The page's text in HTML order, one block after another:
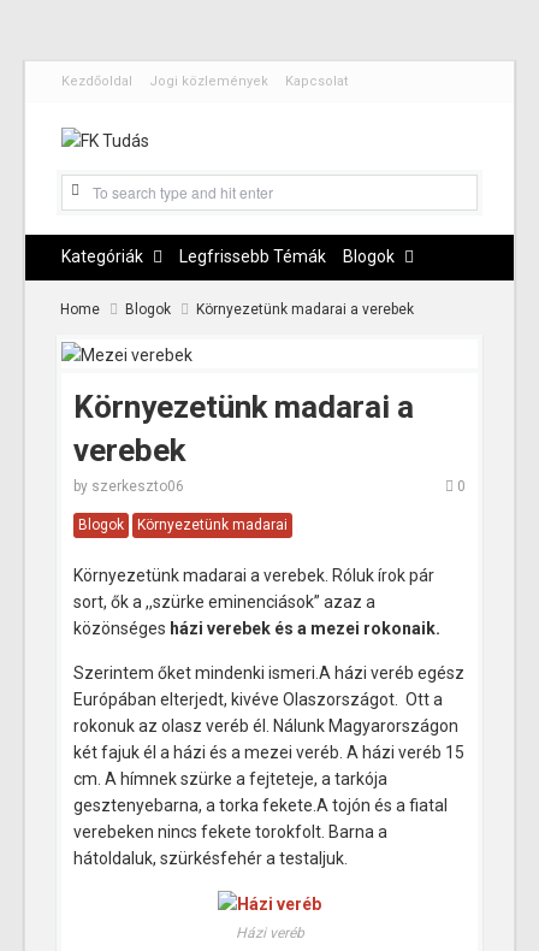
Kezdőoldal Jogi közlemények Kapcsolat
Kategóriák Legfrissebb Témák Blogok
Home Blogok Környezetünk madarai a verebek
Környezetünk madarai a
verebek
by szerkeszto06 0
Blogok Környezetünk madarai
Környezetünk madarai a verebek. Róluk írok pár
sort, ők a ,,szürke eminenciások” azaz a
közönséges házi verebek és a mezei rokonaik.
Szerintem őket mindenki ismeri.A házi veréb egész
Európában elterjedt, kivéve Olaszországot. Ott a
rokonuk az olasz veréb él. Nálunk Magyarországon
két fajuk él a házi és a mezei veréb. A házi veréb 15
cm. A hímnek szürke a fejteteje, a tarkója
gesztenyebarna, a torka fekete.A tojón és a fiatal
verebeken nincs fekete torokfolt. Barna a
hátoldaluk, szürkésfehér a testaljuk.
Házi veréb